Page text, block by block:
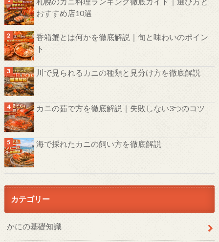
おすすめ店10選
香箱蟹とは何かを徹底解説｜旬と味わいのポイン
ト
川で見られるカニの種類と見分け方を徹底解説
カニの茹で方を徹底解説｜失敗しない3つのコツ
海で採れたカニの飼い方を徹底解説
カテゴリー
かにの基礎知識